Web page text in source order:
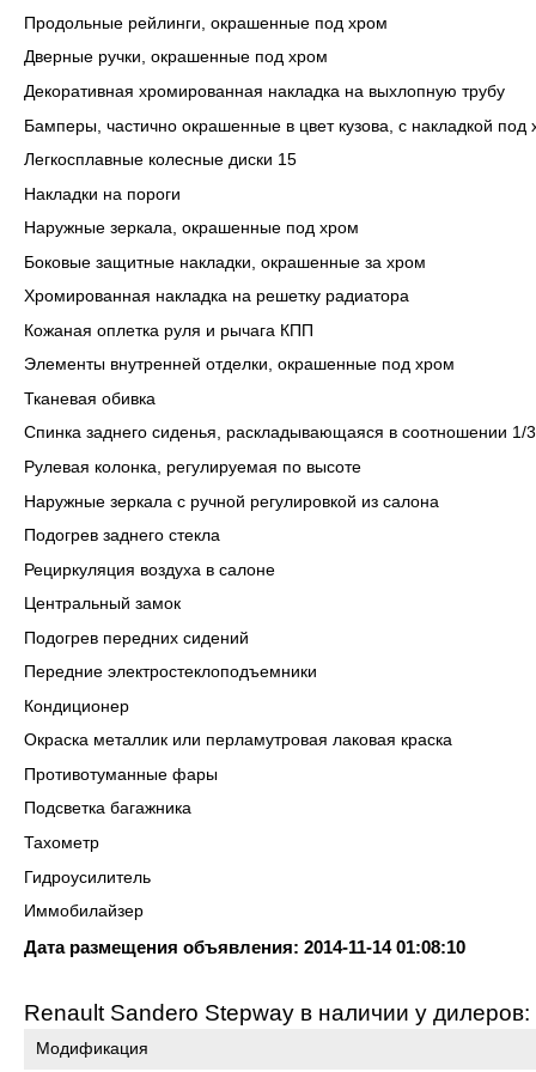
Продольные рейлинги, окрашенные под хром
Дверные ручки, окрашенные под хром
Декоративная хромированная накладка на выхлопную трубу
Бамперы, частично окрашенные в цвет кузова, с накладкой
Легкосплавные колесные диски 15
Накладки на пороги
Наружные зеркала, окрашенные под хром
Боковые защитные накладки, окрашенные за хром
Хромированная накладка на решетку радиатора
Кожаная оплетка руля и рычага КПП
Элементы внутренней отделки, окрашенные под хром
Тканевая обивка
Спинка заднего сиденья, раскладывающаяся в соотношении 1/
Рулевая колонка, регулируемая по высоте
Наружные зеркала с ручной регулировкой из салона
Подогрев заднего стекла
Рециркуляция воздуха в салоне
Центральный замок
Подогрев передних сидений
Передние электростеклоподъемники
Кондиционер
Окраска металлик или перламутровая лаковая краска
Противотуманные фары
Подсветка багажника
Тахометр
Гидроусилитель
Иммобилайзер
Дата размещения объявления: 2014-11-14 01:08:10
Renault Sandero Stepway в наличии у дилеров:
Модификация